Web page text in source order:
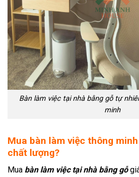
Bàn làm việc tại nhà bằng gỗ tự
minh
Mua bàn làm việc thông
chất lượng?
Mua bàn làm việc tại nhà bằng gỗ